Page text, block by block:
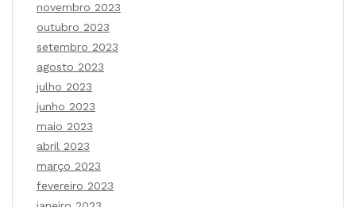
novembro 2023
outubro 2023
setembro 2023
agosto 2023
julho 2023
junho 2023
maio 2023
abril 2023
março 2023
fevereiro 2023